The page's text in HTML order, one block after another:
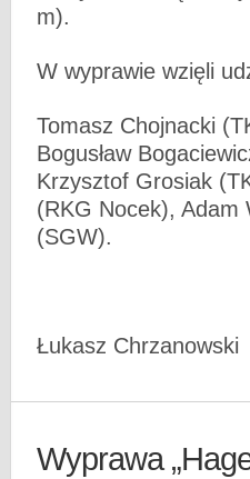
m).
W wyprawie wzięli
Tomasz Chojnacki
Bogusław
Krzysztof Grosiak
(RKG Nocek), Adam
(SGW).
Łukasz Chrzanowski
Wyprawa